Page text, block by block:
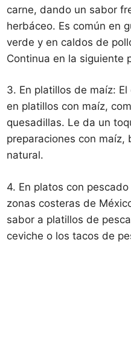
carne, dando un sabor
herbáceo. Es común en
verde y en caldos de
Continua en la siguiente
3. En platillos de maíz:
en platillos con maíz,
quesadillas. Le da un
preparaciones con maíz,
natural.
4. En platos con
zonas costeras de
sabor a platillos de
ceviche o los tacos de